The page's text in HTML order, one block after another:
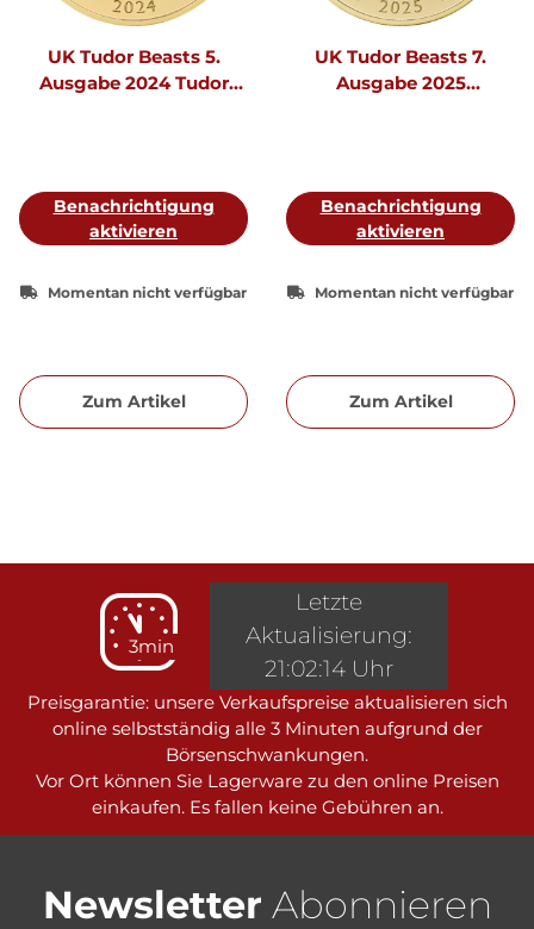
UK Tudor Beasts 5.
Ausgabe 2024 Tudor
Benachrichtigung
aktivieren
Momentan nicht verfügbar
Zum Artikel
UK Tudor Beasts 7.
Ausgabe 2025
Benachrichtigung
aktivieren
Momentan nicht verfügbar
Zum Artikel
3min
Preisgarantie: unsere Verkaufspreise aktualisieren sich
online selbstständig alle 3 Minuten aufgrund der
Börsenschwankungen.
Vor Ort können Sie Lagerware zu den online Preisen
einkaufen. Es fallen keine Gebühren an.
Letzte
Aktualisierung:
21:02:14 Uhr
Newsletter Abonnieren